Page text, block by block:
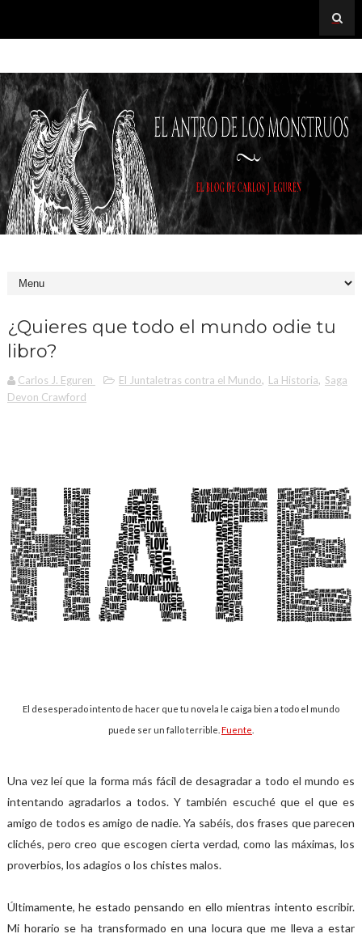
¿Quieres que todo el mundo odie tu
libro?
Carlos J. Eguren El Juntaletras contra el Mundo, La Historia, Saga
Devon Crawford
El desesperado intento de hacer que tu novela le caiga bien a todo el mundo
puede ser un fallo terrible. Fuente
Una vez leí que la forma más fácil de desagradar a todo el mundo es
intentando agradarlos a todos. Y también escuché que el que es
amigo de todos es amigo de nadie. Ya sabéis, dos frases que parecen
clichés, pero creo que escogen cierta verdad, como las máximas, los
proverbios, los adagios o los chistes malos.
Últimamente, he estado pensando en ello mientras intento escribir.
Mi horario se ha transformado en una locura que me lleva a estar